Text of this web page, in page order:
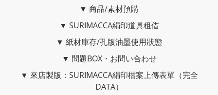
▼ 商品/素材預購
▼ SURIMACCA絹印道具租借
▼ 紙材庫存/孔版油墨使用狀態
▼ 問題BOX・お問い合わせ
▼ 來店製版：SURIMACCA絹印檔案上傳表單（完全
DATA）